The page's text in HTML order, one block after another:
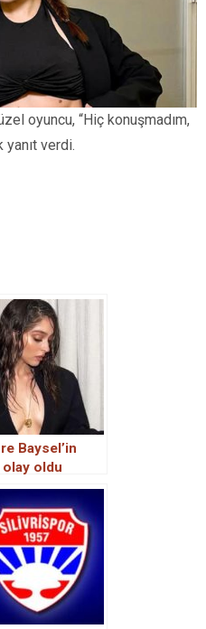
oyuncu, “Hiç konuşmadım,
yanıt verdi.
Baysel’in
olay oldu